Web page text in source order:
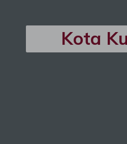
Kota